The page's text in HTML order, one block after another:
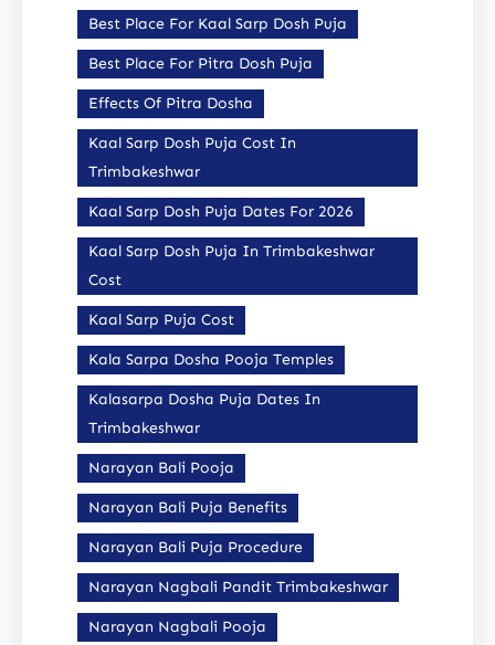
Best Place For Kaal Sarp Dosh Puja
Best Place For Pitra Dosh Puja
Effects Of Pitra Dosha
Kaal Sarp Dosh Puja Cost In
Trimbakeshwar
Kaal Sarp Dosh Puja Dates For 2026
Kaal Sarp Dosh Puja In Trimbakeshwar
Cost
Kaal Sarp Puja Cost
Kala Sarpa Dosha Pooja Temples
Kalasarpa Dosha Puja Dates In
Trimbakeshwar
Narayan Bali Pooja
Narayan Bali Puja Benefits
Narayan Bali Puja Procedure
Narayan Nagbali Pandit Trimbakeshwar
Narayan Nagbali Pooja